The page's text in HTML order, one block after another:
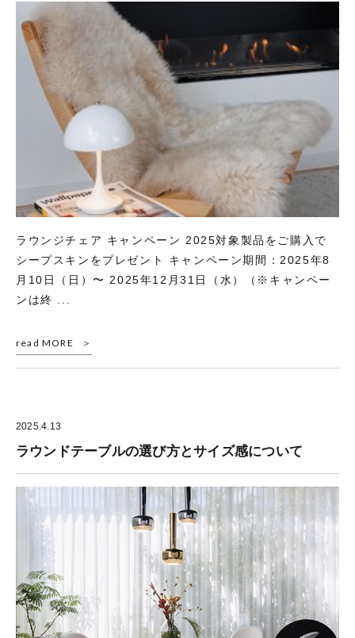
ラウンジチェア キャンペーン 2025対象製品をご購入で
シープスキンをプレゼント キャンペーン期間：2025年8
月10日（日）〜 2025年12月31日（水）（※キャンペー
ンは終 ...
read MORE
2025.4.13
ラウンドテーブルの選び方とサイズ感について